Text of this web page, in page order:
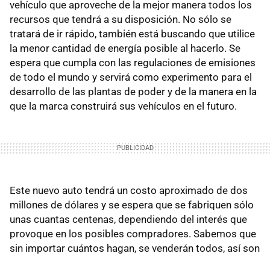
vehículo que aproveche de la mejor manera todos los
recursos que tendrá a su disposición. No sólo se
tratará de ir rápido, también está buscando que utilice
la menor cantidad de energía posible al hacerlo. Se
espera que cumpla con las regulaciones de emisiones
de todo el mundo y servirá como experimento para el
desarrollo de las plantas de poder y de la manera en la
que la marca construirá sus vehículos en el futuro.
Este nuevo auto tendrá un costo aproximado de dos
millones de dólares y se espera que se fabriquen sólo
unas cuantas centenas, dependiendo del interés que
provoque en los posibles compradores. Sabemos que
sin importar cuántos hagan, se venderán todos, así son